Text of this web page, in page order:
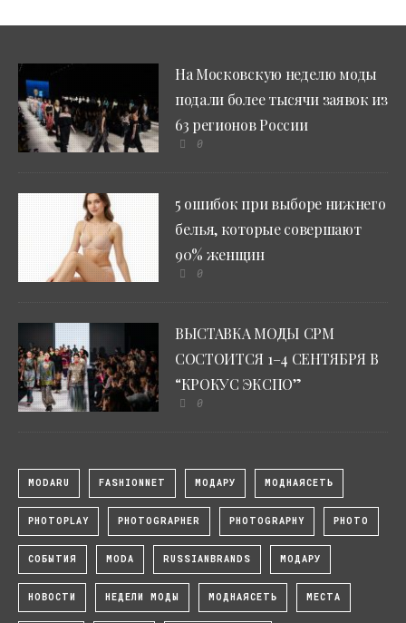
На Московскую неделю моды
подали более тысячи заявок из
63 регионов России
0
5 ошибок при выборе нижнего
белья, которые совершают
90% женщин
0
ВЫСТАВКА МОДЫ CPM
СОСТОИТСЯ 1–4 СЕНТЯБРЯ В
“КРОКУС ЭКСПО”
0
MODARU FASHIONNET МОДАРУ МОДНАЯСЕТЬ
PHOTOPLAY PHOTOGRAPHER PHOTOGRAPHY PHOTO
СОБЫТИЯ MODA RUSSIANBRANDS МОДАРУ
НОВОСТИ НЕДЕЛИ МОДЫ МОДНАЯСЕТЬ МЕСТА